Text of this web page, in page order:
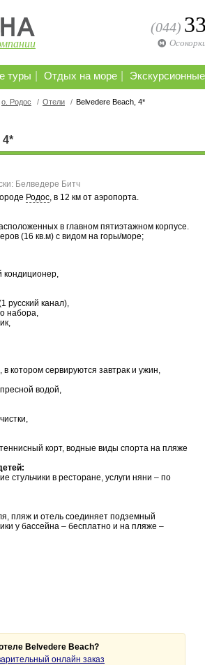
(044)
туры Отдых на море
о. Родос / Отели / Belvedere Beach, 4*
4*
Белведере Битч
Родос, в 12 км от аэропорта.
в главном пятиэтажном корпусе.
(16 кв.м) с видом на горы/море;
кондиционер,
русский канал),
набора,
котором сервируются завтрак и ужин,
водой,
теннисный корт, водные виды спорта на пляже
стульчики в ресторане, услуги няни – по
пляж и отель соединяет подземный
у бассейна – бесплатно и на пляже –
Belvedere Beach?
онлайн заказ